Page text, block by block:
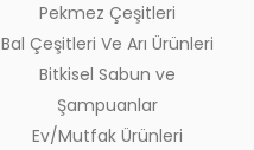
Pekmez Çeşitleri
Bal Çeşitleri Ve Arı Ürünleri
Bitkisel Sabun ve
Şampuanlar
Ev/Mutfak Ürünleri